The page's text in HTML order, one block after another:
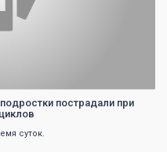
пострадали при
суток.